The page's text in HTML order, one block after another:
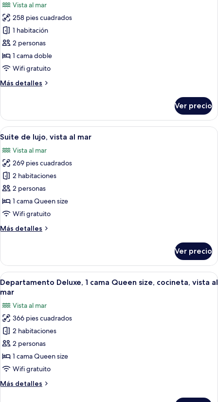
vista
al
océano
fotos
de
Habitación
Deluxe,
1
cama
hidromasaje,
océano
Vista al mar
258 pies cuadrados
1 habitación
2 personas
1 cama doble
Wifi gratuito
Más detalles
Más
Deluxe,
cama
matrimonial,
hidromasaje,
vista
al
océano
Ver precio
Abrir
todas
las
fotos
de
Suite
de
lujo,
al
Habitación de hotel con una cama
11
Suite de lujo, vista al mar
Vista al mar
269 pies cuadrados
2 habitaciones
2 personas
1 cama Queen size
Wifi gratuito
Más detalles
Más
de
lujo,
vista
al
Ver precio
Abrir
todas
fotos
de
Departamento
Deluxe,
1
cama
size,
Una habitación de hotel moderna
6
Departamento Deluxe, 1 cama Queen size, cocineta, vista al
mar
Vista al mar
366 pies cuadrados
2 habitaciones
2 personas
1 cama Queen size
Wifi gratuito
Más detalles
Más